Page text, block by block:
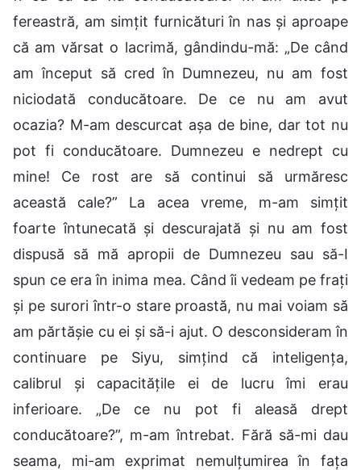
fereastră, am simțit furnicături în nas și aproape
că am vărsat o lacrimă, gândindu-mă: „De când
am început să cred în Dumnezeu, nu am fost
niciodată conducătoare. De ce nu am avut
ocazia? M-am descurcat așa de bine, dar tot nu
pot fi conducătoare. Dumnezeu e nedrept cu
mine! Ce rost are să continui să urmăresc
această cale?” La acea vreme, m-am simțit
foarte întunecată și descurajată și nu am fost
dispusă să mă apropii de Dumnezeu sau să-I
spun ce era în inima mea. Când îi vedeam pe frați
și pe surori într-o stare proastă, nu mai voiam să
am părtășie cu ei și să-i ajut. O desconsideram în
continuare pe Siyu, simțind că inteligența,
calibrul și capacitățile ei de lucru îmi erau
inferioare. „De ce nu pot fi aleasă drept
conducătoare?”, m-am întrebat. Fără să-mi dau
seama, mi-am exprimat nemulțumirea în fața